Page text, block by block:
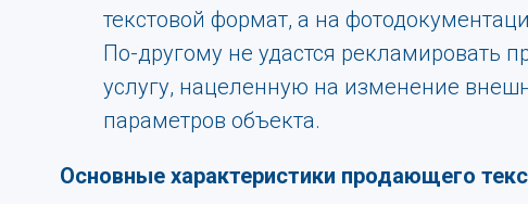
текстовой формат, а на
По-другому не удастся рекламировать
услугу, нацеленную на изменение
параметров объекта.
Основные характеристики продающего